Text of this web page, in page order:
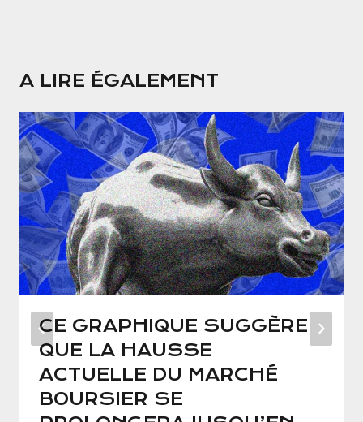
A LIRE ÉGALEMENT
CE GRAPHIQUE SUGGÈRE
QUE LA HAUSSE
ACTUELLE DU MARCHÉ
BOURSIER SE